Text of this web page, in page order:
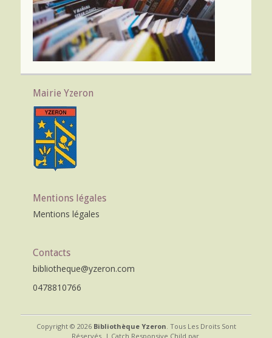
Mairie Yzeron
Mentions légales
Mentions légales
Contacts
bibliotheque@yzeron.com
0478810766
Copyright © 2026 Bibliothèque Yzeron. Tous Les Droits Sont
Réservés. | Catch Responsive Child par